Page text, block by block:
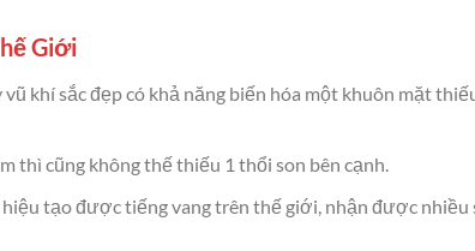
Giới
khí sắc đẹp có khả năng biến hóa một khuôn mặt
thì cũng không thế thiếu 1 thổi son bên cạnh.
tạo được tiếng vang trên thế giới, nhận được nhiều